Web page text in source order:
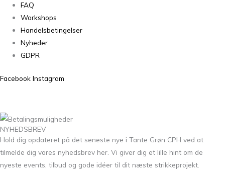
FAQ
Workshops
Handelsbetingelser
Nyheder
GDPR
Facebook Instagram
NYHEDSBREV
Hold dig opdateret på det seneste nye i Tante Grøn CPH ved at
tilmelde dig vores nyhedsbrev her. Vi giver dig et lille hint om de
nyeste events, tilbud og gode idéer til dit næste strikkeprojekt.